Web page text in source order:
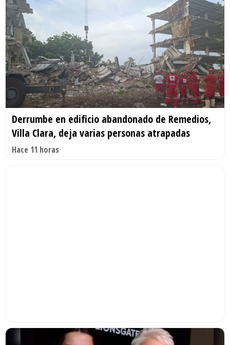
Derrumbe en edificio abandonado de Remedios,
Villa Clara, deja varias personas atrapadas
Hace 11 horas